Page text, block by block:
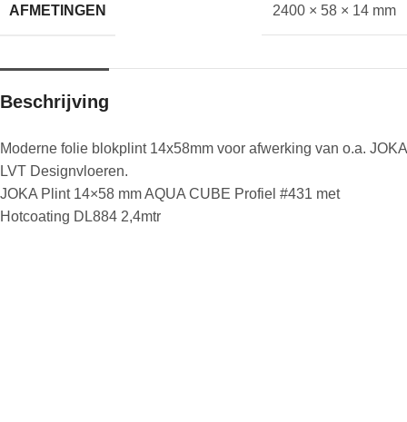
AFMETINGEN 2400 × 58 × 14 mm
Beschrijving
Moderne folie blokplint 14x58mm voor afwerking van o.a. JOKA
LVT Designvloeren.
JOKA Plint 14×58 mm AQUA CUBE Profiel #431 met
Hotcoating DL884 2,4mtr